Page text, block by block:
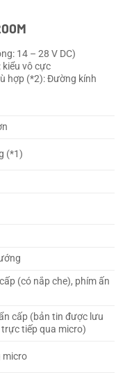
14 – 28 V DC)
kiểu vô cực
hợp (*2): Đường kính
(*1)
(có nắp che), phím ấn
cấp (bản tin được lưu
tiếp qua micro)
micro